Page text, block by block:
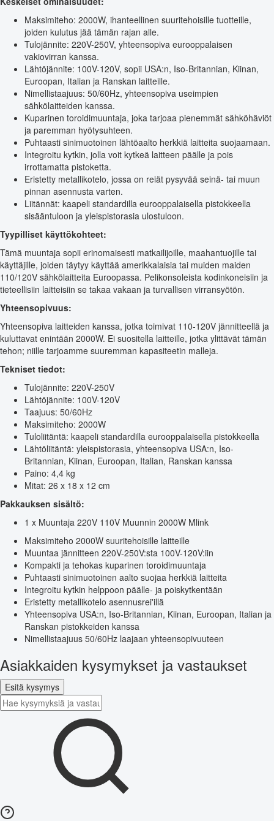
Maksimiteho: 2000W, ihanteellinen suuritehoisille tuotteille,
joiden kulutus jää tämän rajan alle.
Tulojännite: 220V-250V, yhteensopiva eurooppalaisen
vakiovirran kanssa.
Lähtöjännite: 100V-120V, sopii USA:n, Iso-Britannian, Kiinan,
Euroopan, Italian ja Ranskan laitteille.
Nimellistaajuus: 50/60Hz, yhteensopiva useimpien
sähkölaitteiden kanssa.
Kuparinen toroidimuuntaja, joka tarjoaa pienemmät sähköhäviöt
ja paremman hyötysuhteen.
Puhtaasti sinimuotoinen lähtöaalto herkkiä laitteita suojaamaan.
Integroitu kytkin, jolla voit kytkeä laitteen päälle ja pois
irrottamatta pistoketta.
Eristetty metallikotelo, jossa on reiät pysyvää seinä- tai muun
pinnan asennusta varten.
Liitännät: kaapeli standardilla eurooppalaisella pistokkeella
sisääntuloon ja yleispistorasia ulostuloon.
Tyypilliset käyttökohteet:
Tämä muuntaja sopii erinomaisesti matkailijoille, maahantuojille tai
käyttäjille, joiden täytyy käyttää amerikkalaisia tai muiden maiden
110/120V sähkölaitteita Euroopassa. Pelikonsoleista kodinkoneisiin ja
tieteellisiin laitteisiin se takaa vakaan ja turvallisen virransyötön.
Yhteensopivuus:
Yhteensopiva laitteiden kanssa, jotka toimivat 110-120V jännitteellä ja
kuluttavat enintään 2000W. Ei suositella laitteille, jotka ylittävät tämän
tehon; niille tarjoamme suuremman kapasiteetin malleja.
Tekniset tiedot:
Tulojännite: 220V-250V
Lähtöjännite: 100V-120V
Taajuus: 50/60Hz
Maksimiteho: 2000W
Tuloliitäntä: kaapeli standardilla eurooppalaisella pistokkeella
Lähtöliitäntä: yleispistorasia, yhteensopiva USA:n, Iso-
Britannian, Kiinan, Euroopan, Italian, Ranskan kanssa
Paino: 4,4 kg
Mitat: 26 x 18 x 12 cm
Pakkauksen sisältö:
1 x Muuntaja 220V 110V Muunnin 2000W Mlink
Maksimiteho 2000W suuritehoisille laitteille
Muuntaa jännitteen 220V-250V:sta 100V-120V:iin
Kompakti ja tehokas kuparinen toroidimuuntaja
Puhtaasti sinimuotoinen aalto suojaa herkkiä laitteita
Integroitu kytkin helppoon päälle- ja poiskytkentään
Eristetty metallikotelo asennusrei'illä
Yhteensopiva USA:n, Iso-Britannian, Kiinan, Euroopan, Italian ja
Ranskan pistokkeiden kanssa
Nimellistaajuus 50/60Hz laajaan yhteensopivuuteen
Asiakkaiden kysymykset ja vastaukset
Esitä kysymys